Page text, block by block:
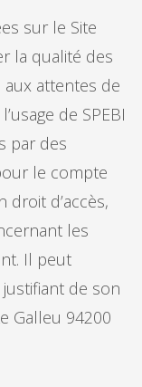
sur le Site
la qualité des
attentes de
de SPEBI
par des
le compte
droit d’accès,
les
Il peut
de son
Galleu 94200